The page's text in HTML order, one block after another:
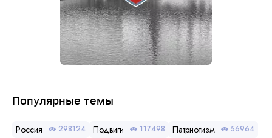
Популярные темы
Россия 298124 Подвиги 117498 Патриотизм 56964